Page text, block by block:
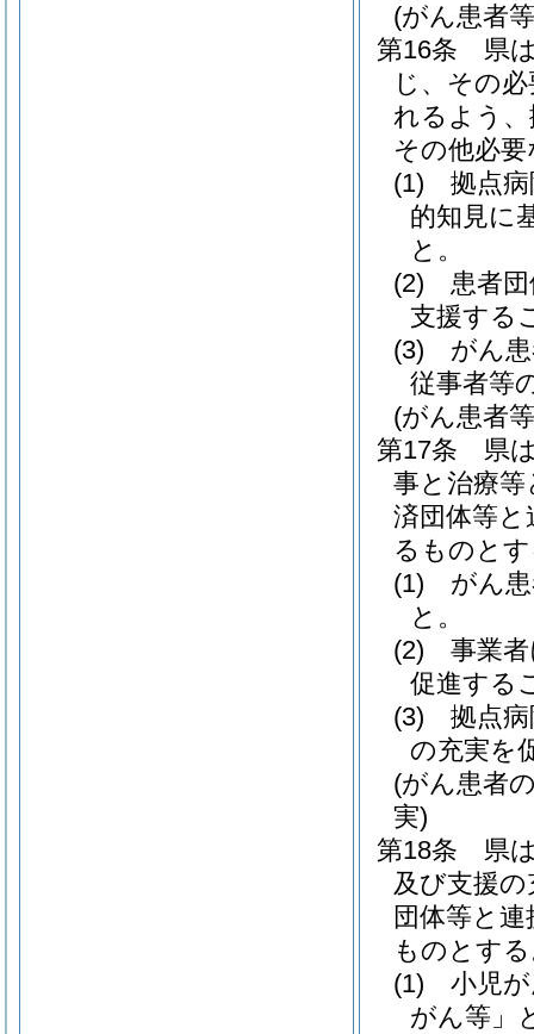
(がん患者
第16条
県
じ、その
れるよう
その他必
(1)
拠点
的知見に
と。
(2)
患者
支援する
(3)
がん
従事者等
(がん患者
第17条
県
事と治療
済団体等
るものと
(1)
がん
と。
(2)
事業
促進する
(3)
拠点
の充実を
(がん患者
実)
第18条
県
及び支援
団体等と
ものとす
(1)
小児
がん等」